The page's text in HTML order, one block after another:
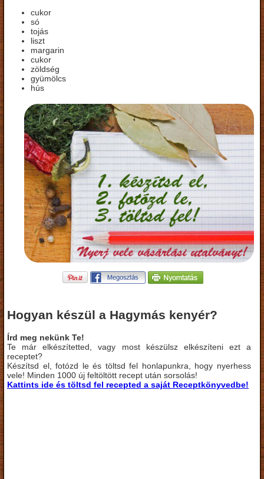
cukor
só
tojás
liszt
margarin
cukor
zöldség
gyümölcs
hús
Hogyan készül a Hagymás kenyér?
Írd meg nekünk Te!
Te már elkészítetted, vagy most készülsz elkészíteni ezt a
receptet?
Készítsd el, fotózd le és töltsd fel honlapunkra, hogy nyerhess
vele! Minden 1000 új feltöltött recept után sorsolás!
Kattints ide és töltsd fel recepted a saját Receptkönyvedbe!